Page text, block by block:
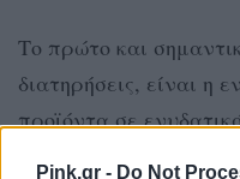
Pink.gr - Do Not
Το πρώτο και
διατηρήσεις, είναι η
προϊόντα σε
τον φραγμό σε